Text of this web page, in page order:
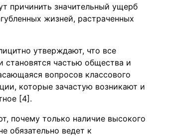
причинить значительный ущерб
жизней, растраченных
утверждают, что все
частью общества и
вопросов классового
которые зачастую возникают и
[4].
почему только наличие высокого
обязательно ведет к